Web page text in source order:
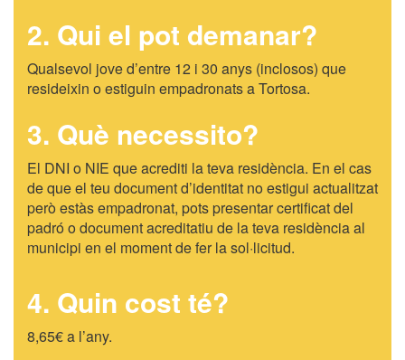
2. Qui el pot demanar?
Qualsevol jove d’entre 12 i 30 anys (inclosos) que
resideixin o estiguin empadronats a Tortosa.
3. Què necessito?
El DNI o NIE que acrediti la teva residència. En el cas
de que el teu document d’identitat no estigui actualitzat
però estàs empadronat, pots presentar certificat del
padró o document acreditatiu de la teva residència al
municipi en el moment de fer la sol·licitud.
4. Quin cost té?
8,65€ a l’any.